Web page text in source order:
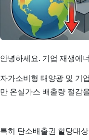
안녕하세요. 기업 재생에
자가소비형 태양광 및 기
만 온실가스 배출량 절감
특히 탄소배출권 할당대